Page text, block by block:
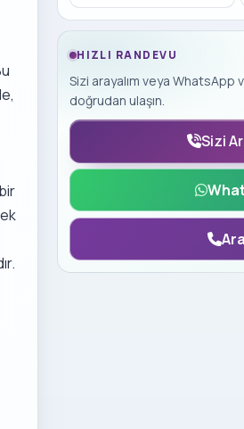
HIZLI RANDEVU
Sizi arayalım veya
doğrudan ulaşın.
Sizi